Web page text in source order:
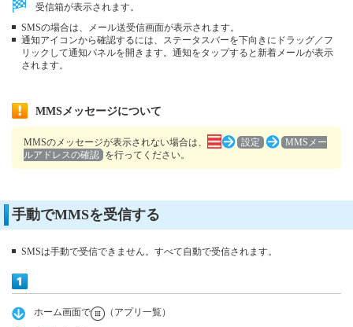
受信箱が表示されます。
SMSの場合は、メール送受信画面が表示されます。
通知アイコンから確認するには、ステータスバーを下向きにドラッグ／フ
リックして通知パネルを開きます。通知をタップすると新着メールが表示
されます。
MMSメッセージについて
MMSのメッセージが表示されない場合は、 設定
MMSメー
ルアドレスの確認 を行ってください。
手動でMMSを受信する
SMSは手動で受信できません。すべて自動で受信されます。
ホーム画面で
（アプリ一覧）